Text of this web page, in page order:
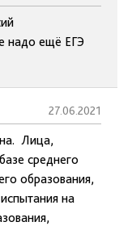
надо ещё ЕГЭ
27.06.2021
Лица,
среднего
образования,
на